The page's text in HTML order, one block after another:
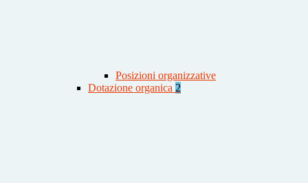
Posizioni organizzative
Dotazione organica 2